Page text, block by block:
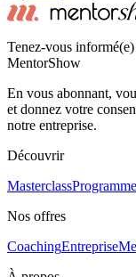
Tenez-vous
MentorShow
En vous abonnant,
et donnez votre
notre entreprise.
Découvrir
Masterclass
Nos offres
CoachingEntreprise